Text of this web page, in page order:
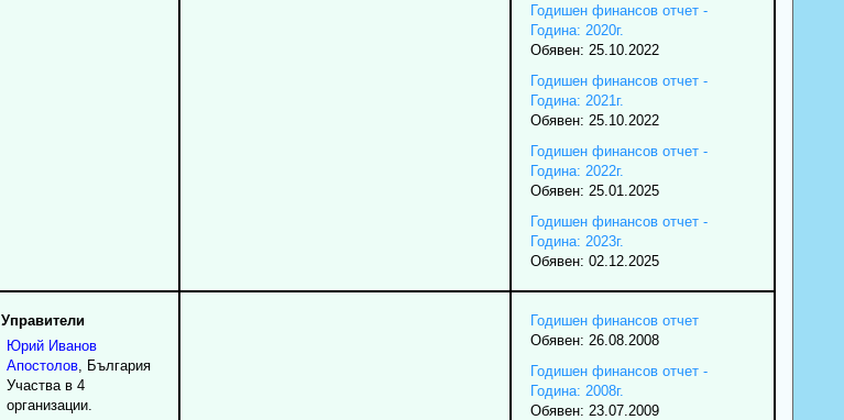
Годишен финансов отчет -
Година: 2020г.
Обявен: 25.10.2022
Годишен финансов отчет -
Година: 2021г.
Обявен: 25.10.2022
Годишен финансов отчет -
Година: 2022г.
Обявен: 25.01.2025
Годишен финансов отчет -
Година: 2023г.
Обявен: 02.12.2025
Управители
Юрий Иванов
Апостолов, България
Участва в 4
организации.
Годишен финансов отчет
Обявен: 26.08.2008
Годишен финансов отчет -
Година: 2008г.
Обявен: 23.07.2009